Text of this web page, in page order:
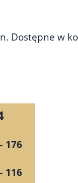
Dostępne w
176
116